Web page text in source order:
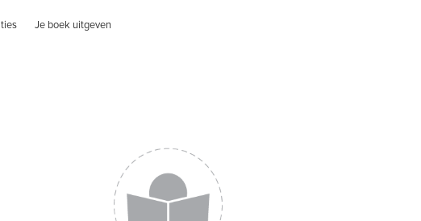
Je boek uitgeven